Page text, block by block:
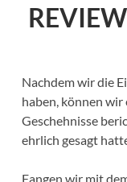
Nachdem wir die
haben, können
Geschehnisse
ehrlich gesagt
Fangen wir mit